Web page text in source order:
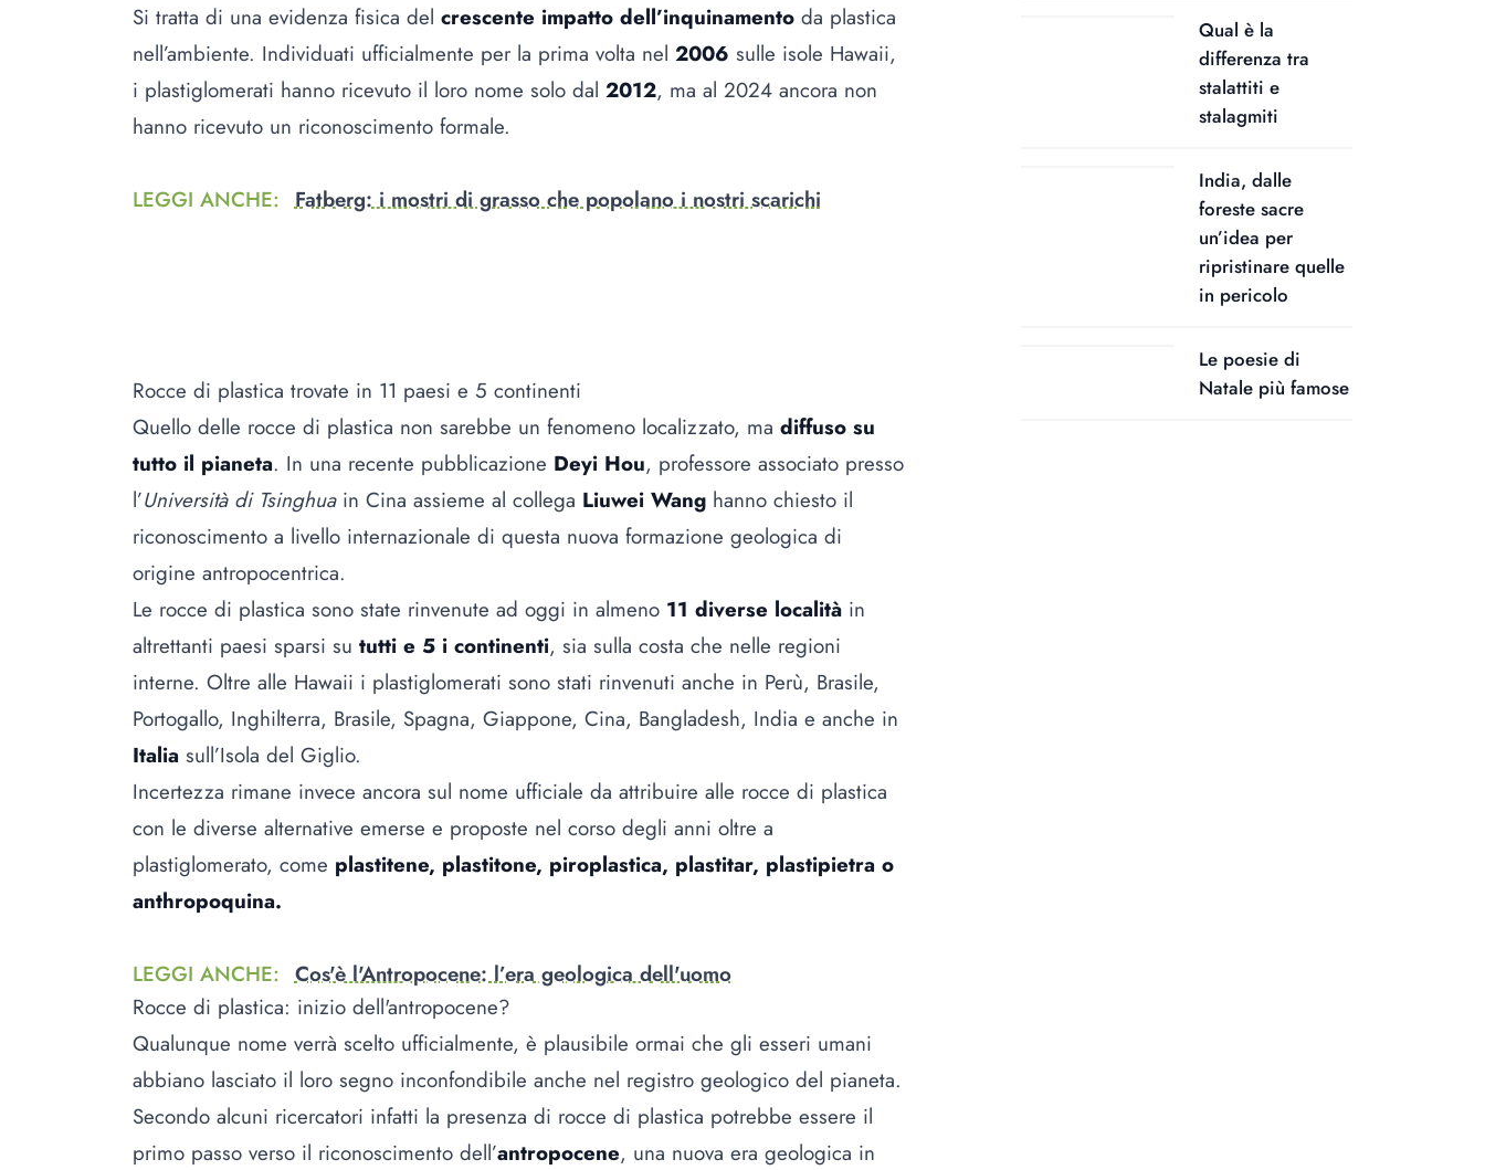
Si tratta di una evidenza fisica del crescente impatto dell’inquinamento da plastica
nell’ambiente. Individuati ufficialmente per la prima volta nel 2006 sulle isole Hawaii,
i plastiglomerati hanno ricevuto il loro nome solo dal 2012, ma al 2024 ancora non
hanno ricevuto un riconoscimento formale.
LEGGI ANCHE: Fatberg: i mostri di grasso che popolano i nostri scarichi
Rocce di plastica trovate in 11 paesi e 5 continenti
Quello delle rocce di plastica non sarebbe un fenomeno localizzato, ma diffuso su
tutto il pianeta. In una recente pubblicazione Deyi Hou, professore associato presso
l’Università di Tsinghuain Cina assieme al collega Liuwei Wang hanno chiesto il
riconoscimento a livello internazionale di questa nuova formazione geologica di
origine antropocentrica.
Le rocce di plastica sono state rinvenute ad oggi in almeno 11 diverse località in
altrettanti paesi sparsi su tutti e 5 i continenti, sia sulla costa che nelle regioni
interne. Oltre alle Hawaii i plastiglomerati sono stati rinvenuti anche in Perù, Brasile,
Portogallo, Inghilterra, Brasile, Spagna, Giappone, Cina, Bangladesh, India e anche in
Italia sull’Isola del Giglio.
Incertezza rimane invece ancora sul nome ufficiale da attribuire alle rocce di plastica
con le diverse alternative emerse e proposte nel corso degli anni oltre a
plastiglomerato, come plastitene, plastitone, piroplastica, plastitar, plastipietra o
anthropoquina.
LEGGI ANCHE: Cos'è l'Antropocene: l’era geologica dell'uomo
Rocce di plastica: inizio dell'antropocene?
Qualunque nome verrà scelto ufficialmente, è plausibile ormai che gli esseri umani
abbiano lasciato il loro segno inconfondibile anche nel registro geologico del pianeta.
Secondo alcuni ricercatori infatti la presenza di rocce di plastica potrebbe essere il
primo passo verso il riconoscimento dell’antropocene, una nuova era geologica in
Qual è la
differenza tra
stalattiti e
stalagmiti
India, dalle
foreste sacre
un’idea per
ripristinare quelle
in pericolo
Le poesie di
Natale più famose